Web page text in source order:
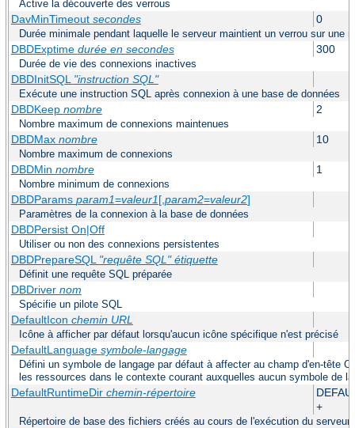
Active la découverte des verrous
DavMinTimeout secondes 0
Durée minimale pendant laquelle le serveur maintient un verrou sur une
DBDExptime durée en secondes 300
Durée de vie des connexions inactives
DBDInitSQL "instruction SQL"
Exécute une instruction SQL après connexion à une base de données
DBDKeep nombre 2
Nombre maximum de connexions maintenues
DBDMax nombre 10
Nombre maximum de connexions
DBDMin nombre 1
Nombre minimum de connexions
DBDParams param1=valeur1[, param2=valeur2]
Paramètres de la connexion à la base de données
DBDPersist On|Off
Utiliser ou non des connexions persistentes
DBDPrepareSQL "requête SQL" étiquette
Définit une requête SQL préparée
DBDriver nom
Spécifie un pilote SQL
DefaultIcon chemin URL
Icône à afficher par défaut lorsqu'aucun icône spécifique n'est précisé
DefaultLanguage symbole-langage
Défini un symbole de langage par défaut à affecter au champ d'en-tête
les ressources dans le contexte courant auxquelles aucun symbole de
DefaultRuntimeDir chemin-répertoire
+
Répertoire de base des fichiers créés au cours de l'exécution du serveur